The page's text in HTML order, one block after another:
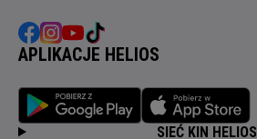
APLIKACJE HELIOS
SIEĆ KIN HELIOS